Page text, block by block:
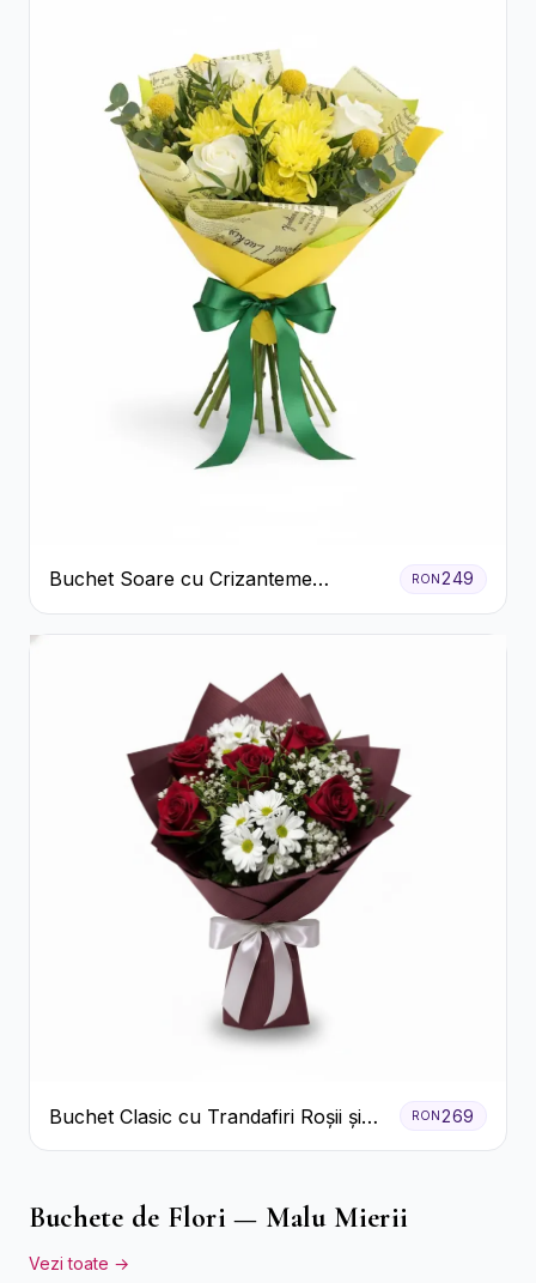
Buchet Soare cu Crizanteme
Galbene și Trandafiri Albi
RON249
Buchet Clasic cu Trandafiri Roșii și
Crizanteme Albe
RON 269
Buchete de Flori — Malu Mierii
Vezi toate →